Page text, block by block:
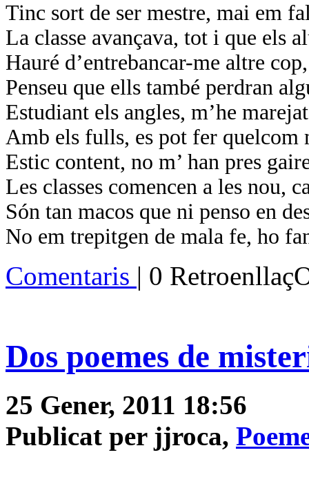
Tinc sort de ser mestre, mai em
La classe avançava, tot i que els
Hauré d’entrebancar-me altre
Penseu que ells també perdran
Estudiant els angles, m’he
Amb els fulls, es pot fer quelcom
Estic content, no m’ han pres
Les classes comencen a les nou,
Són tan macos que ni penso en
No em trepitgen de mala fe, ho
Comentaris | 0
Dos poemes de
25 Gener, 2011 18:56
Publicat per jjroca,